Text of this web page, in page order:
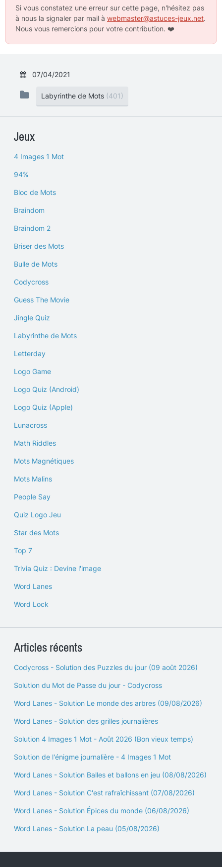
Si vous constatez une erreur sur cette page, n'hésitez pas
à nous la signaler par mail à webmaster@astuces-jeux.net.
Nous vous remercions pour votre contribution. ❤️
07/04/2021
Labyrinthe de Mots (401)
Jeux
4 Images 1 Mot
94%
Bloc de Mots
Braindom
Braindom 2
Briser des Mots
Bulle de Mots
Codycross
Guess The Movie
Jingle Quiz
Labyrinthe de Mots
Letterday
Logo Game
Logo Quiz (Android)
Logo Quiz (Apple)
Lunacross
Math Riddles
Mots Magnétiques
Mots Malins
People Say
Quiz Logo Jeu
Star des Mots
Top 7
Trivia Quiz : Devine l'image
Word Lanes
Word Lock
Articles récents
Codycross - Solution des Puzzles du jour (09 août 2026)
Solution du Mot de Passe du jour - Codycross
Word Lanes - Solution Le monde des arbres (09/08/2026)
Word Lanes - Solution des grilles journalières
Solution 4 Images 1 Mot - Août 2026 (Bon vieux temps)
Solution de l'énigme journalière - 4 Images 1 Mot
Word Lanes - Solution Balles et ballons en jeu (08/08/2026)
Word Lanes - Solution C'est rafraîchissant (07/08/2026)
Word Lanes - Solution Épices du monde (06/08/2026)
Word Lanes - Solution La peau (05/08/2026)